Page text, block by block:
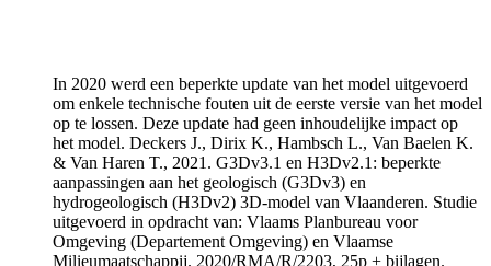
In 2020 werd een beperkte update van het model uitgevoerd
om enkele technische fouten uit de eerste versie van het model
op te lossen. Deze update had geen inhoudelijke impact op
het model. Deckers J., Dirix K., Hambsch L., Van Baelen K.
& Van Haren T., 2021. G3Dv3.1 en H3Dv2.1: beperkte
aanpassingen aan het geologisch (G3Dv3) en
hydrogeologisch (H3Dv2) 3D-model van Vlaanderen. Studie
uitgevoerd in opdracht van: Vlaams Planbureau voor
Omgeving (Departement Omgeving) en Vlaamse
Milieumaatschappij. 2020/RMA/R/2203, 25p + bijlagen.